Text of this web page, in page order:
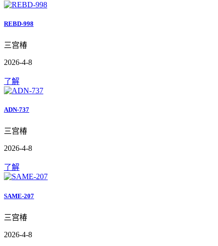
REBD-998
三宫椿
2026-4-8
了解
ADN-737
三宫椿
2026-4-8
了解
SAME-207
三宫椿
2026-4-8